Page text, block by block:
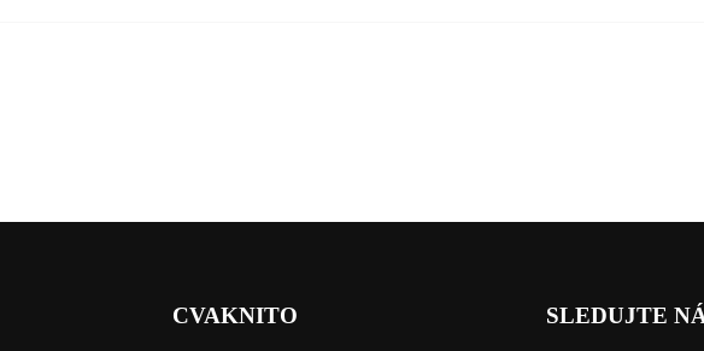
CVAKNITO SLEDUJTE